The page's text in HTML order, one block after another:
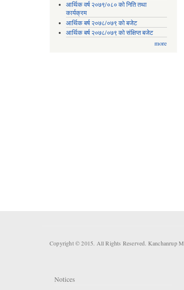
आर्थिक वर्ष २०७९/०८० को निति तथा
कार्यक्रम
आर्थिक बर्ष २०७८/०७९ को बजेट
आर्थिक बर्ष २०७८/०७९ को संक्षिप्त बजेट
more
Copyright © 2015. All Rights Reserved. Kanchanrup
Notices